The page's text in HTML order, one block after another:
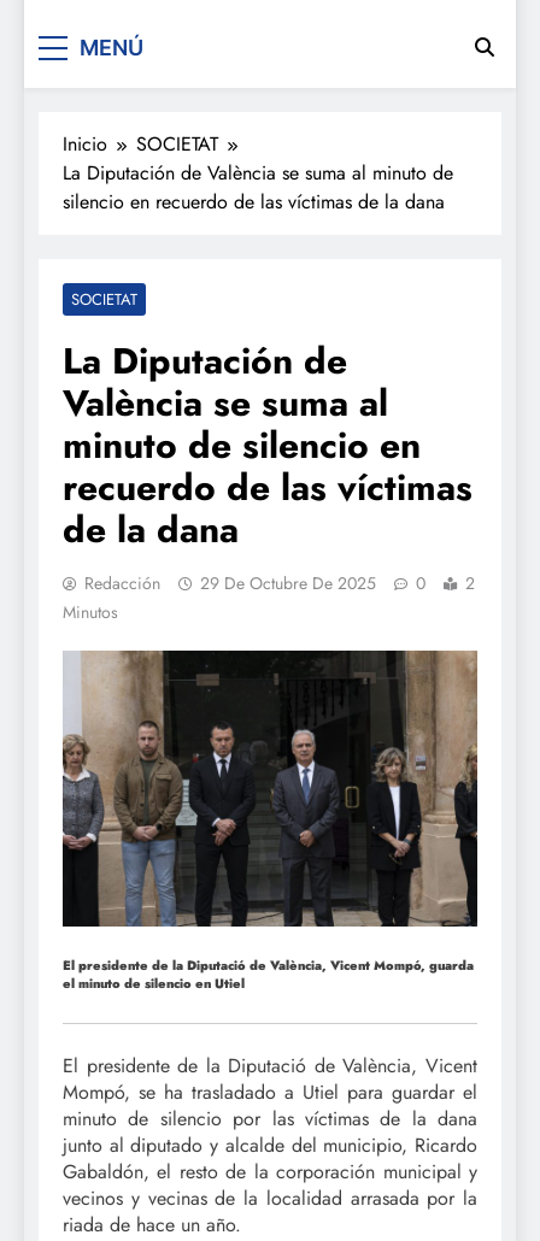
De festa en festa 2.0
MENÚ
Inicio
SOCIETAT
La Diputación de València se suma al minuto de
silencio en recuerdo de las víctimas de la dana
SOCIETAT
La Diputación de
València se suma al
minuto de silencio en
recuerdo de las víctimas
de la dana
Redacción 29 De Octubre De 2025 0
2
Minutos
El presidente de la Diputació de València, Vicent Mompó, guarda
el minuto de silencio en Utiel
El presidente de la Diputació de València, Vicent
Mompó, se ha trasladado a Utiel para guardar el
minuto de silencio por las víctimas de la dana
junto al diputado y alcalde del municipio, Ricardo
Gabaldón, el resto de la corporación municipal y
vecinos y vecinas de la localidad arrasada por la
riada de hace un año.